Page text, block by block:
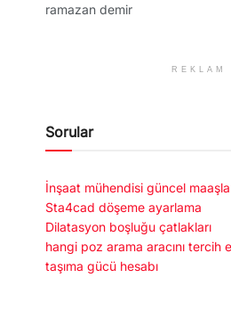
ramazan demir
REKLAM
Sorular
İnşaat mühendisi güncel
Sta4cad döşeme ayarlama
Dilatasyon boşluğu çatlakları
hangi poz arama aracını tercih
taşıma gücü hesabı